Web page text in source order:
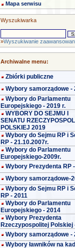
Mapa serwisu
Wyszukiwarka
»Wyszukiwanie
Archiwalne menu:
Zbiórki publiczne
Wybory samorządowe -
Wybory do Parlamentu
Europejskiego - 2019 r.
WYBORY DO SEJMU I
SENATU
POLSKIEJ 2019
Wybory do Sejmu RP i
RP - 21.10.2007r.
Wybory do Parlamentu
Europejskiego-2009r.
Wybory Prezydenta RP
Wybory samorządowe-
Wybory do Sejmu RP i
RP - 2011
Wybory do Parlamentu
Europejskiego - 2014
Wybory Prezydenta
Rzeczypospolitej Polskiej
Wybory samorządowe -
Wybory ławników na